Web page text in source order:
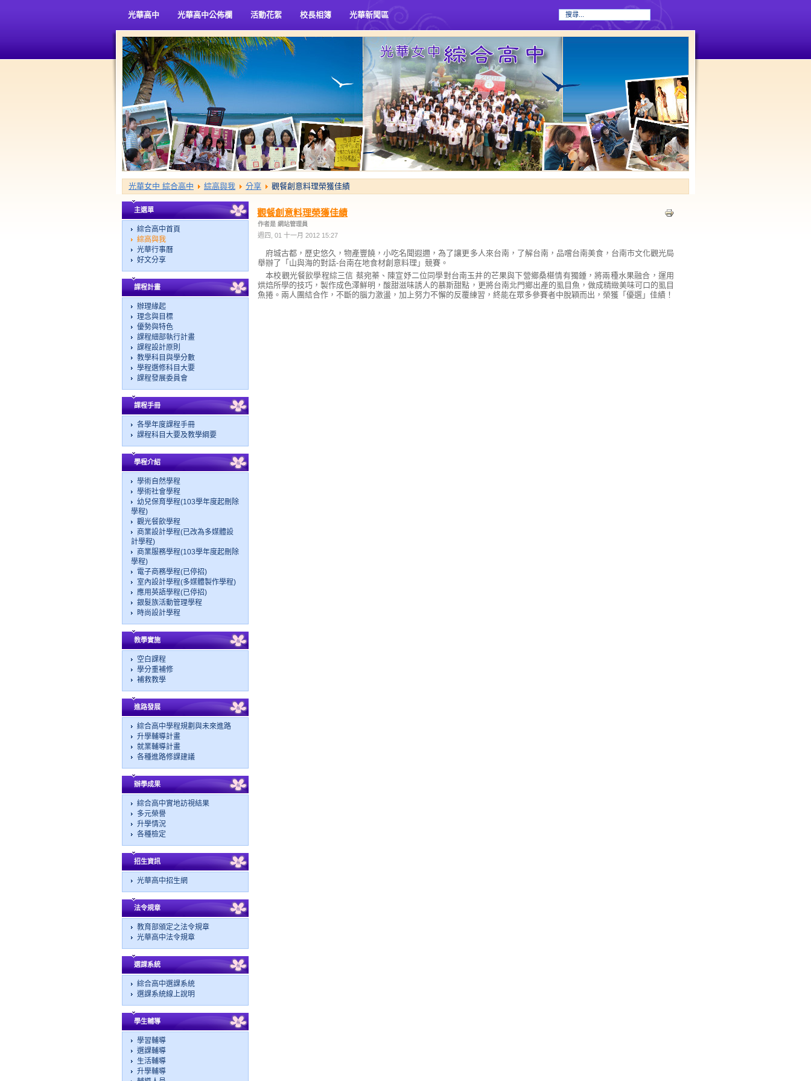
光華高中 光華高中公佈欄 活動花絮 校長相簿 光華新聞區
光華女中 綜合高中 綜高與我 分享 觀餐創意料理榮獲佳績
主選單
綜合高中首頁
綜高與我
光華行事曆
好文分享
課程計畫
辦理緣起
理念與目標
優勢與特色
課程細部執行計畫
課程設計原則
教學科目與學分數
學程選修科目大要
課程發展委員會
課程手冊
各學年度課程手冊
課程科目大要及教學綱要
學程介紹
學術自然學程
學術社會學程
幼兒保育學程(103學年度起刪除
學程)
觀光餐飲學程
商業設計學程(已改為多媒體設
計學程)
商業服務學程(103學年度起刪除
學程)
電子商務學程(已停招)
室內設計學程(多媒體製作學程)
應用英語學程(已停招)
銀髮族活動管理學程
時尚設計學程
教學實施
空白課程
學分重補修
補救教學
進路發展
綜合高中學程規劃與未來進路
升學輔導計畫
就業輔導計畫
各種進路修課建議
辦學成果
綜合高中實地訪視結果
多元榮譽
升學情況
各種檢定
招生資訊
光華高中招生網
法令規章
教育部頒定之法令規章
光華高中法令規章
選課系統
綜合高中選課系統
選課系統線上說明
學生輔導
學習輔導
選課輔導
生活輔導
升學輔導
觀餐創意料理榮獲佳績
作者是 網站管理員
週四, 01 十一月 2012 15:27
府城古都，歷史悠久，物產豐饒，小吃名聞遐邇，為了讓更多人來台南，了解台南，品嚐台南美食，台南市文化觀光局
舉辦了「山與海的對話-台南在地食材創意料理」競賽。
本校觀光餐飲學程綜三信 蔡宛蓁、陳宣妤二位同學對台南玉井的芒果與下營鄉桑椹情有獨鍾，將兩種水果融合，運用
烘焙所學的技巧，製作成色澤鮮明，酸甜滋味誘人的慕斯甜點，更將台南北門鄉出產的虱目魚，做成精緻美味可口的虱目
魚捲。兩人團結合作，不斷的腦力激盪，加上努力不懈的反覆練習，終能在眾多參賽者中脫穎而出，榮獲「優選」佳績！